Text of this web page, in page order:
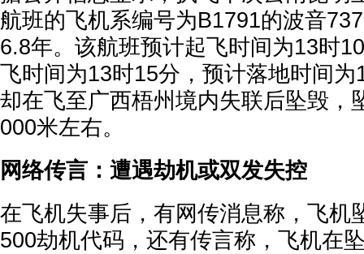
航班的飞机系编号为B1791的波音
6.8年。该航班预计起飞时间为13时
飞时间为13时15分，预计落地时间
却在飞至广西梧州境内失联后坠毁，
000米左右。
网络传言：遭遇劫机或双发失控
在飞机失事后，有网传消息称，飞机
500劫机代码，还有传言称，飞机在